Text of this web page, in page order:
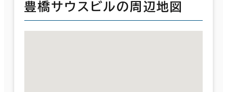
豊橋サウスビルの周辺地図